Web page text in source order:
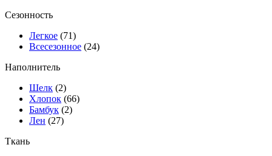
Сезонность
Легкое (71)
Всесезонное (24)
Наполнитель
Шелк (2)
Хлопок (66)
Бамбук (2)
Лен (27)
Ткань